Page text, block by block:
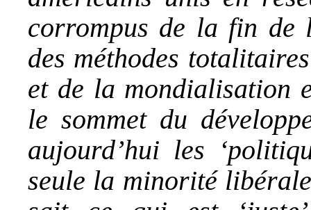
corrompus de la fin de
des méthodes
et de la mondialisation
le sommet du
aujourd’hui les
seule la minorité libérale